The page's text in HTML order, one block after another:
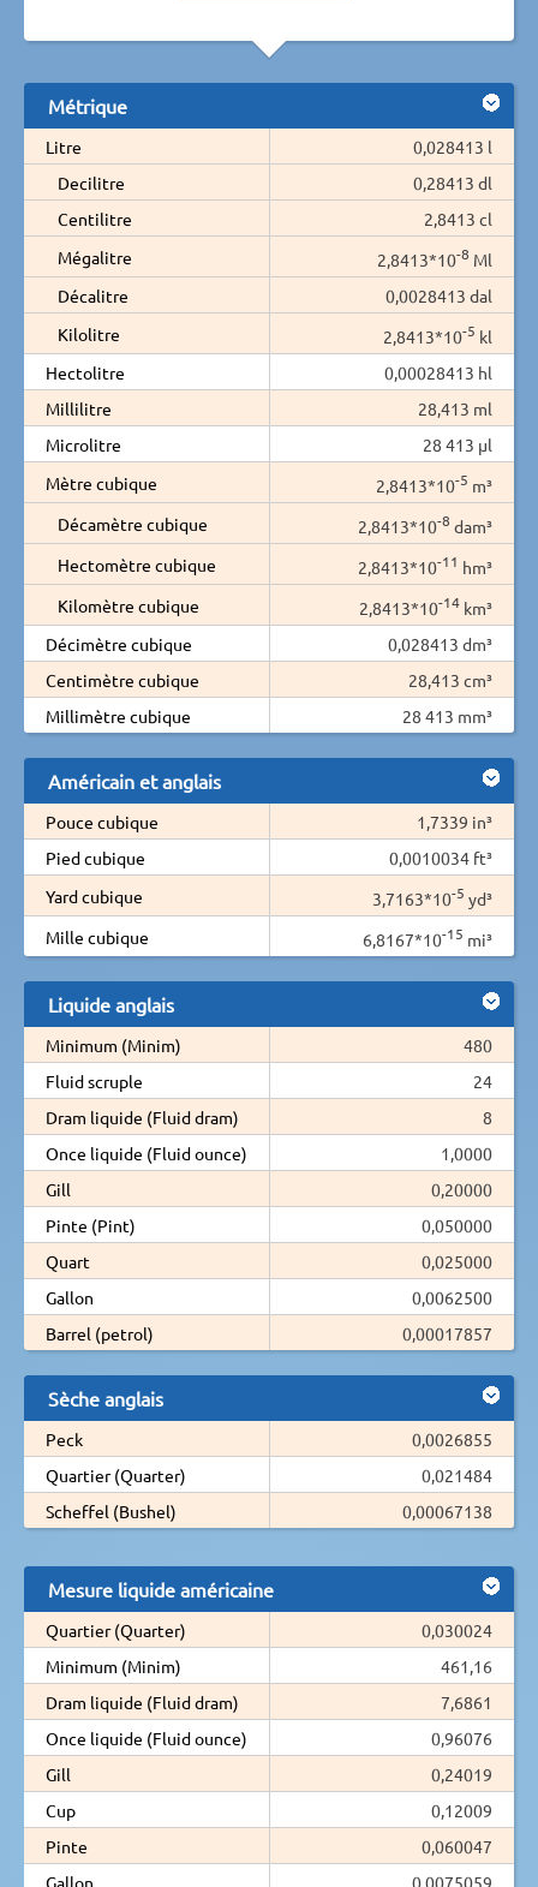
Métrique
Litre
0,028413 l
Decilitre
0,28413 dl
Centilitre
2,8413 cl
Mégalitre
2,8413*10-8 Ml
Décalitre
0,0028413 dal
Kilolitre
2,8413*10-5 kl
Hectolitre
0,00028413 hl
Millilitre
28,413 ml
Microlitre
28 413 µl
Mètre cubique
2,8413*10-5 m³
Décamètre cubique
2,8413*10-8 dam³
Hectomètre cubique
2,8413*10-11 hm³
Kilomètre cubique
2,8413*10-14 km³
Décimètre cubique
0,028413 dm³
Centimètre cubique
28,413 cm³
Millimètre cubique
28 413 mm³
Américain et anglais
Pouce cubique
1,7339 in³
Pied cubique
0,0010034 ft³
Yard cubique
3,7163*10-5 yd³
Mille cubique
6,8167*10-15 mi³
Liquide anglais
Minimum (Minim)
480
Fluid scruple
24
Dram liquide (Fluid dram)
8
Once liquide (Fluid ounce)
1,0000
Gill
0,20000
Pinte (Pint)
0,050000
Quart
0,025000
Gallon
0,0062500
Barrel (petrol)
0,00017857
Sèche anglais
Peck
0,0026855
Quartier (Quarter)
0,021484
Scheffel (Bushel)
0,00067138
Mesure liquide américaine
Quartier (Quarter)
0,030024
Minimum (Minim)
461,16
Dram liquide (Fluid dram)
7,6861
Once liquide (Fluid ounce)
0,96076
Gill
0,24019
Cup
0,12009
Pinte
0,060047
Gallon
0,0075059